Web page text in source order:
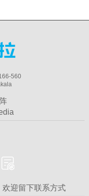
560
迎留下联系方式